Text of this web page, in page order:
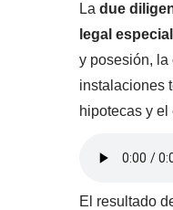
La due
legal
y posesión, la
instalaciones
hipotecas y
El resultado